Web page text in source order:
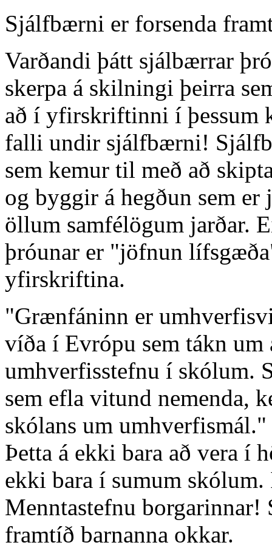
Sjálfbærni er forsenda
Varðandi þátt sjálbærrar
skerpa á skilningi þeirra
að í yfirskriftinni í þessum
falli undir sjálfbærni!
sem kemur til með að
og byggir á hegðun sem
öllum samfélögum jarðar.
þróunar er "jöfnun
yfirskriftina.
"Grænfáninn er
víða í Evrópu sem tákn
umhverfisstefnu í skólum.
sem efla vitund nemenda,
skólans um
Þetta á ekki bara að vera í
ekki bara í sumum
Menntastefnu
framtíð barnanna okkar.